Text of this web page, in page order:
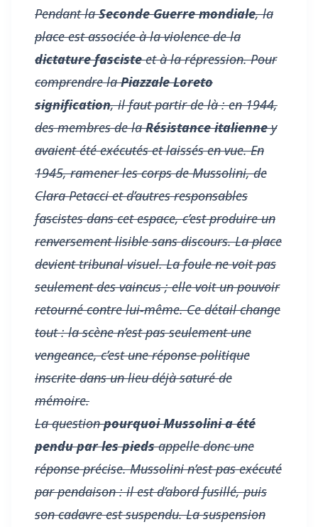
Pendant laSeconde Guerre mondiale, la
place est associée à la violence de la
dictature fascisteet à la répression. Pour
comprendre laPiazzale Loreto
signification, il faut partir de là : en 1944,
des membres de laRésistance italienney
avaient été exécutés et laissés en vue. En
1945, ramener les corps de Mussolini, de
Clara Petacci et d’autres responsables
fascistes dans cet espace, c’est produire un
renversement lisible sans discours. La place
devient tribunal visuel. La foule ne voit pas
seulement des vaincus ; elle voit un pouvoir
retourné contre lui-même. Ce détail change
tout : la scène n’est pas seulement une
vengeance, c’est une réponse politique
inscrite dans un lieu déjà saturé de
mémoire.
La questionpourquoi Mussolini a été
pendu par les piedsappelle donc une
réponse précise. Mussolini n’est pas exécuté
par pendaison : il est d’abord fusillé, puis
son cadavre estsuspendu. La suspension